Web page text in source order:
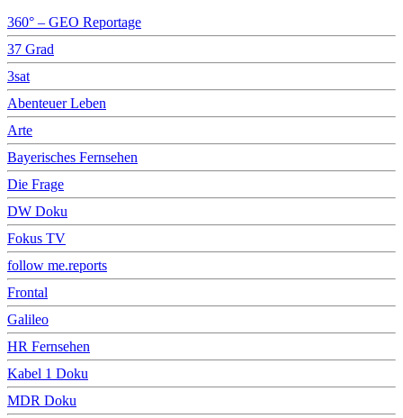
360° – GEO Reportage
37 Grad
3sat
Abenteuer Leben
Arte
Bayerisches Fernsehen
Die Frage
DW Doku
Fokus TV
follow me.reports
Frontal
Galileo
HR Fernsehen
Kabel 1 Doku
MDR Doku